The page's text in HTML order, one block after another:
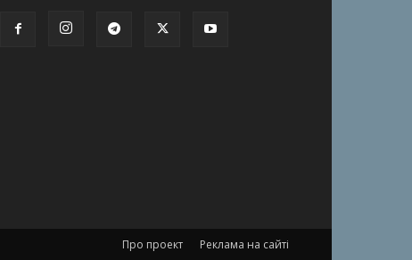
Про проект Реклама на сайті